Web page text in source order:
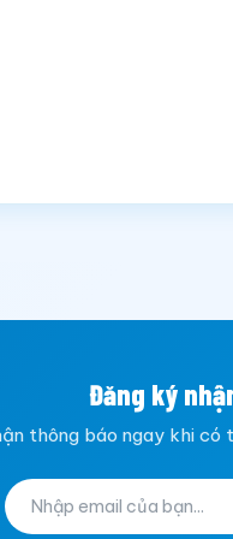
Đăng ký
thông báo ngay khi